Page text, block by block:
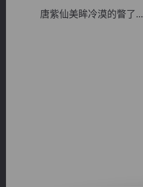
唐紫仙美眸冷漠的瞥了...